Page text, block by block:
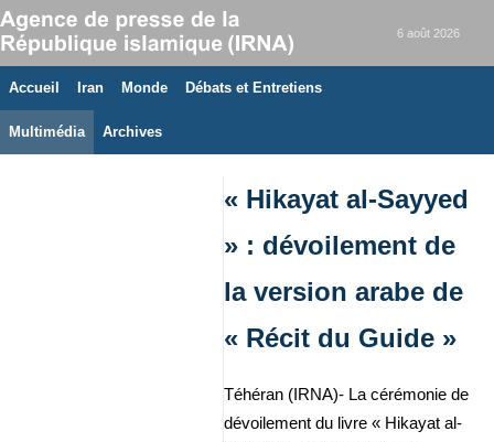
6 août 2026
Accueil Iran Monde Débats et Entretiens
Multimédia Archives
« Hikayat al-Sayyed
» : dévoilement de
la version arabe de
« Récit du Guide »
Téhéran (IRNA)- La cérémonie de
dévoilement du livre « Hikayat al-